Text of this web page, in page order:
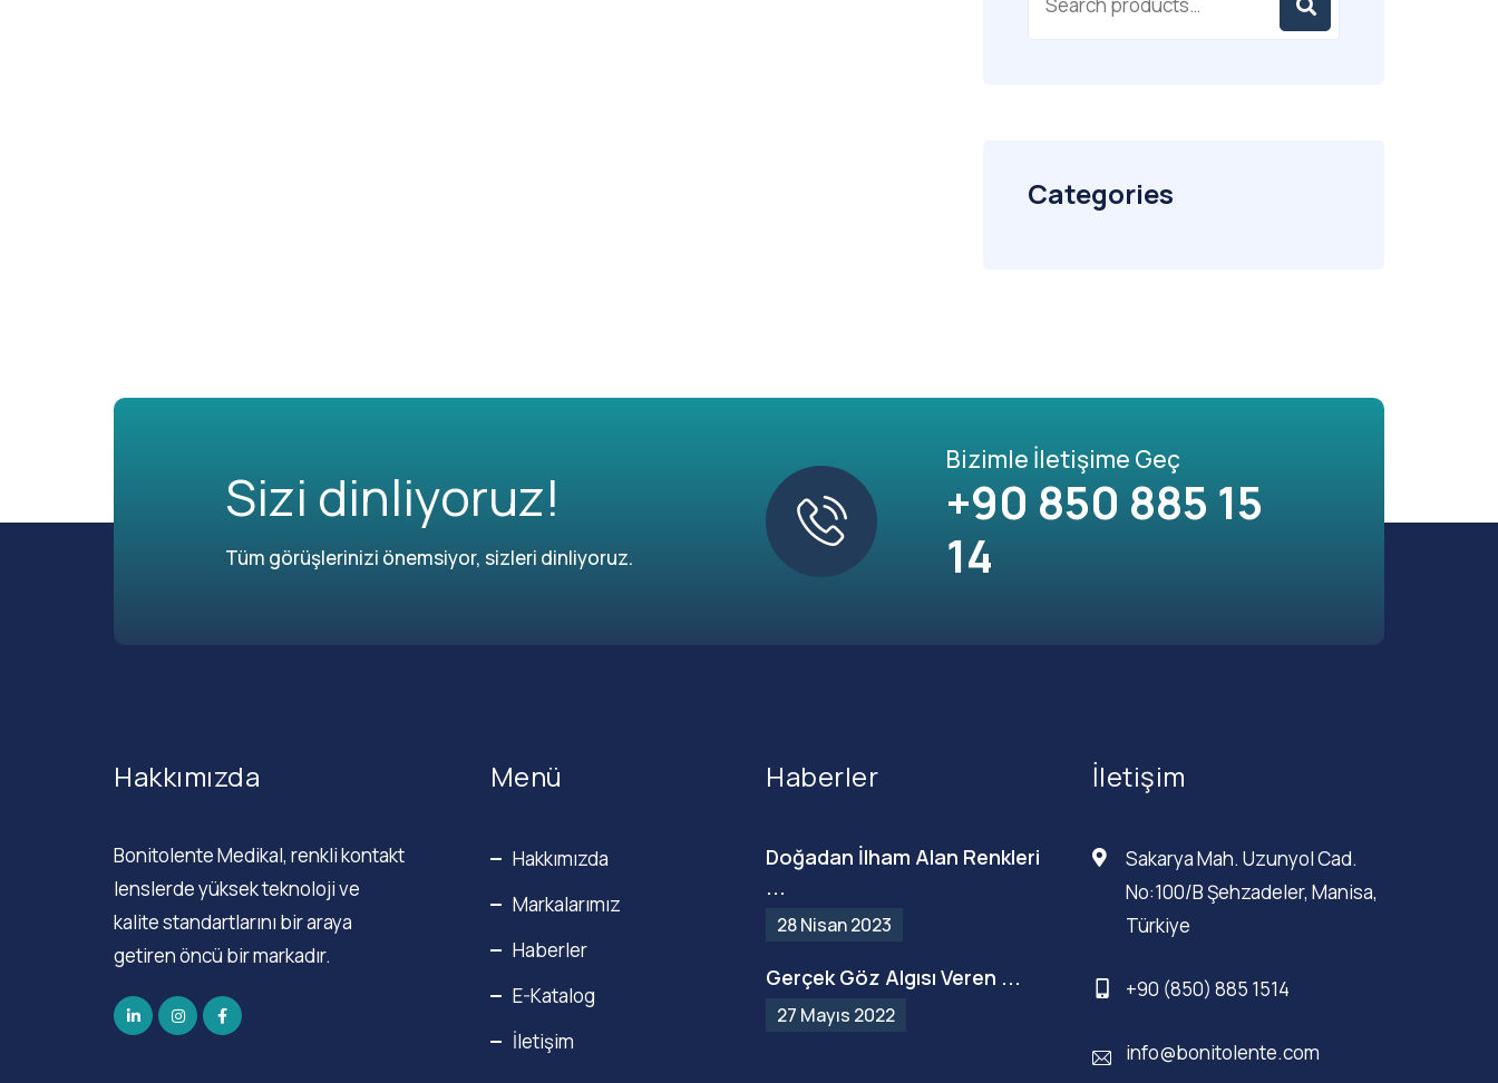
Categories
Sizi dinliyoruz!
Tüm görüşlerinizi önemsiyor, sizleri dinliyoruz.
Bizimle İletişime Geç
+90 850 885 15
14
Hakkımızda
Bonitolente Medikal, renkli kontakt
lenslerde yüksek teknoloji ve
kalite standartlarını bir araya
getiren öncü bir markadır.
Menü
Hakkımızda
Markalarımız
Haberler
E-Katalog
İletişim
Haberler
Doğadan İlham Alan Renkleri
...
28 Nisan 2023
Gerçek Göz Algısı Veren ...
27 Mayıs 2022
İletişim
Sakarya Mah. Uzunyol Cad.
No:100/B Şehzadeler, Manisa,
Türkiye
+90 (850) 885 1514
info@bonitolente.com